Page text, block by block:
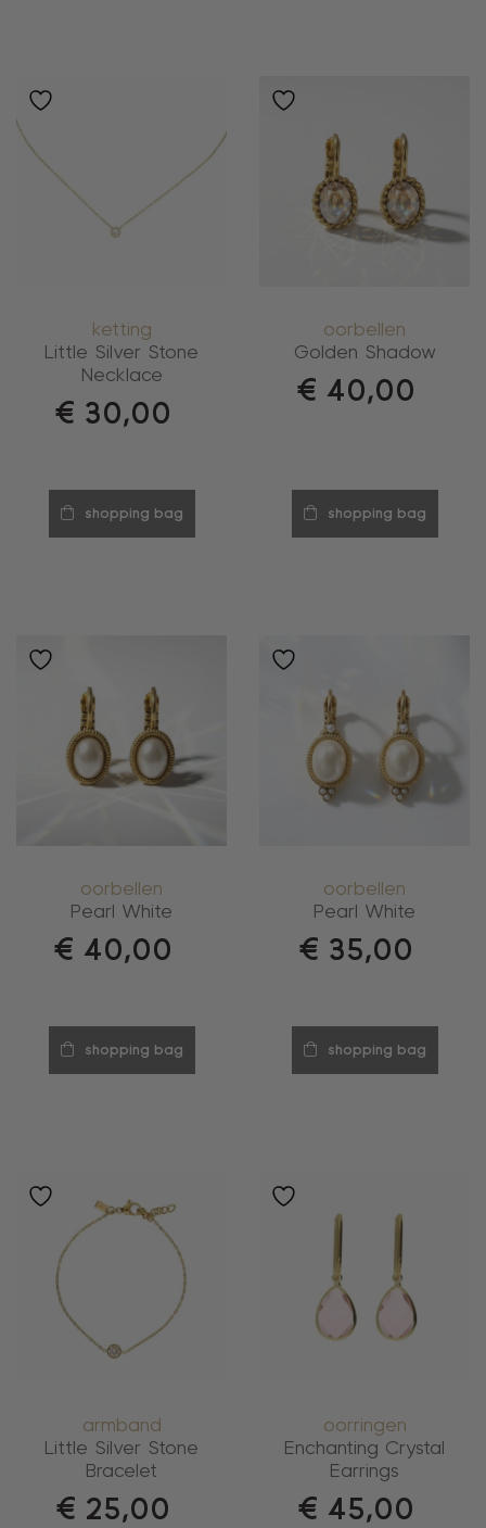
ketting
Little Silver Stone
Necklace
€ 30,00
shopping bag
oorbellen
Golden Shadow
€ 40,00
shopping bag
oorbellen
Pearl White
€ 40,00
shopping bag
oorbellen
Pearl White
€ 35,00
shopping bag
armband
Little Silver Stone
Bracelet
€ 25,00
oorringen
Enchanting Crystal
Earrings
€ 45,00